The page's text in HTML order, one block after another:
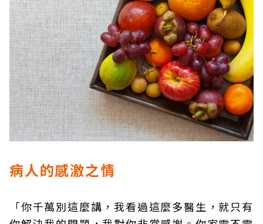
病人的感激之情
「你千萬別這麼講，我看過這麼多醫生，就只有